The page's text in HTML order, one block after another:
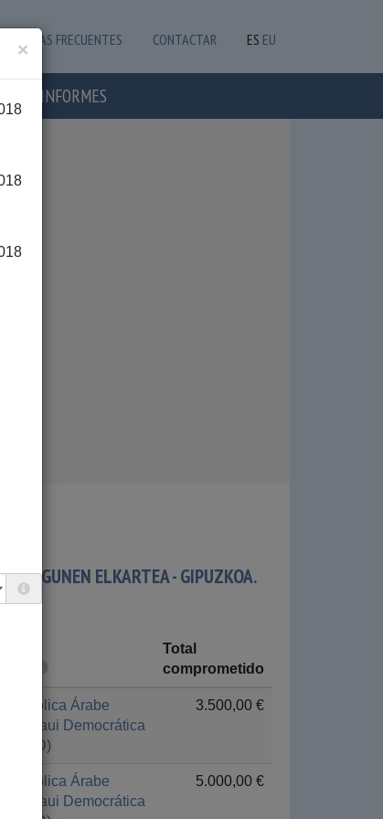
PREGUNTAS FRECUENTES CONTACTAR ES EU
E INFORMES
×
LAGUNEN ELKARTEA - GIPUZKOA.
Total
comprometido
República Árabe
Saharaui Democrática
(RASD)
3.500,00 €
República Árabe
Saharaui Democrática
5.000,00 €